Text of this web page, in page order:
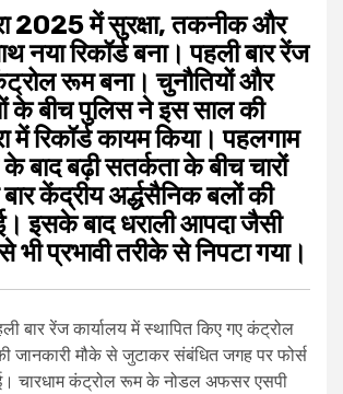
2025 में सुरक्षा, तकनीक और
नया रिकॉर्ड बना। पहली बार रेंज
रूम बना। चुनौतियों और
के बीच पुलिस ने इस साल की
में रिकॉर्ड कायम किया। पहलगाम
बढ़ी सतर्कता के बीच चारों
बार केंद्रीय अर्द्धसैनिक बलों की
इसके बाद धराली आपदा जैसी
भी प्रभावी तरीके से निपटा गया।
बार रेंज कार्यालय में स्थापित किए गए कंट्रोल
मौके से जुटाकर संबंधित जगह पर फोर्स
चारधाम कंट्रोल रूम के नोडल अफसर एसपी